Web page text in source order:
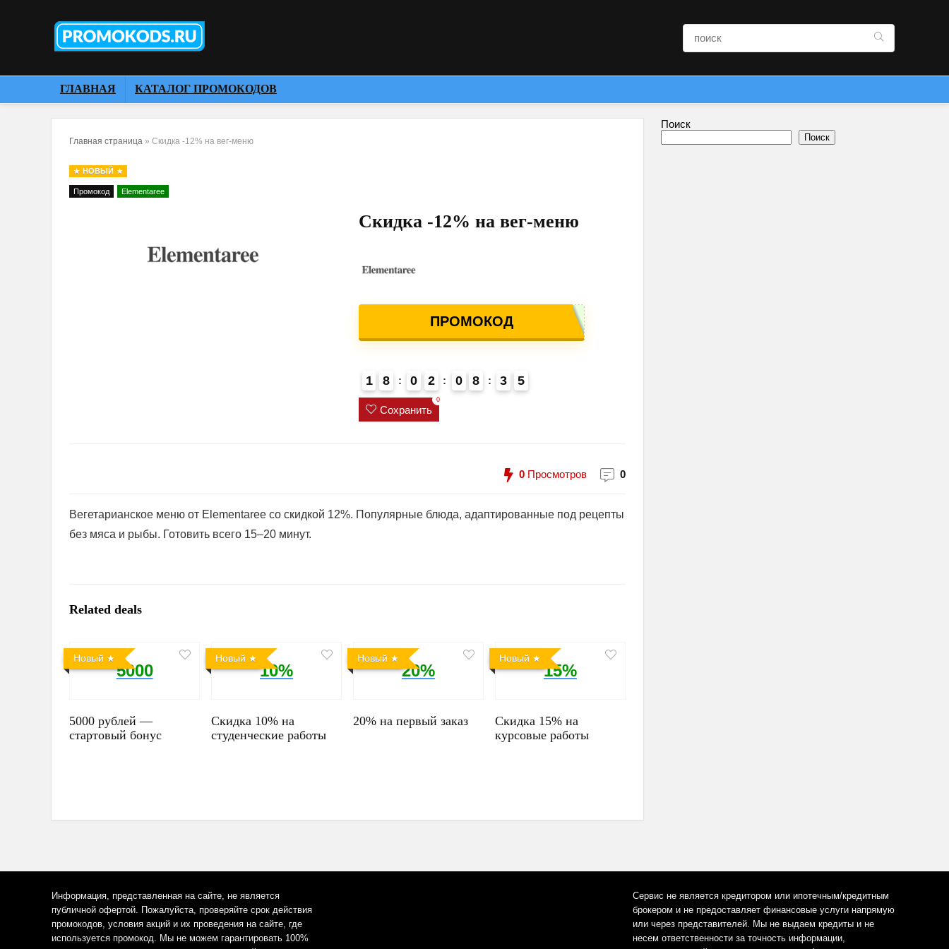
ГЛАВНАЯ КАТАЛОГ ПРОМОКОДОВ
Главная страница » Скидка -12% на вег-меню
НОВЫЙ
Промокод Elementaree
Скидка -12% на вег-меню
ПРОМОКОД
1
4
8 0 2 0 8 3
4
5
Сохранить
0
0 Просмотров 0
Вегетарианское меню от Elementaree со скидкой 12%. Популярные блюда, адаптированные под рецепты
без мяса и рыбы. Готовить всего 15–20 минут.
Related deals
Новый
5000
5000 рублей —
стартовый бонус
Новый
10%
Скидка 10% на
студенческие работы
Новый
20%
20% на первый заказ
Новый
15%
Скидка 15% на
курсовые работы
Поиск
Поиск
Информация, представленная на сайте, не является
публичной офертой. Пожалуйста, проверяйте срок действия
промокодов, условия акций и их проведения на сайте, где
используется промокод. Мы не можем гарантировать 100%
Сервис не является кредитором или ипотечным/кредитным
брокером и не предоставляет финансовые услуги напрямую
или через представителей. Мы не выдаем кредиты и не
несем ответственности за точность информации,